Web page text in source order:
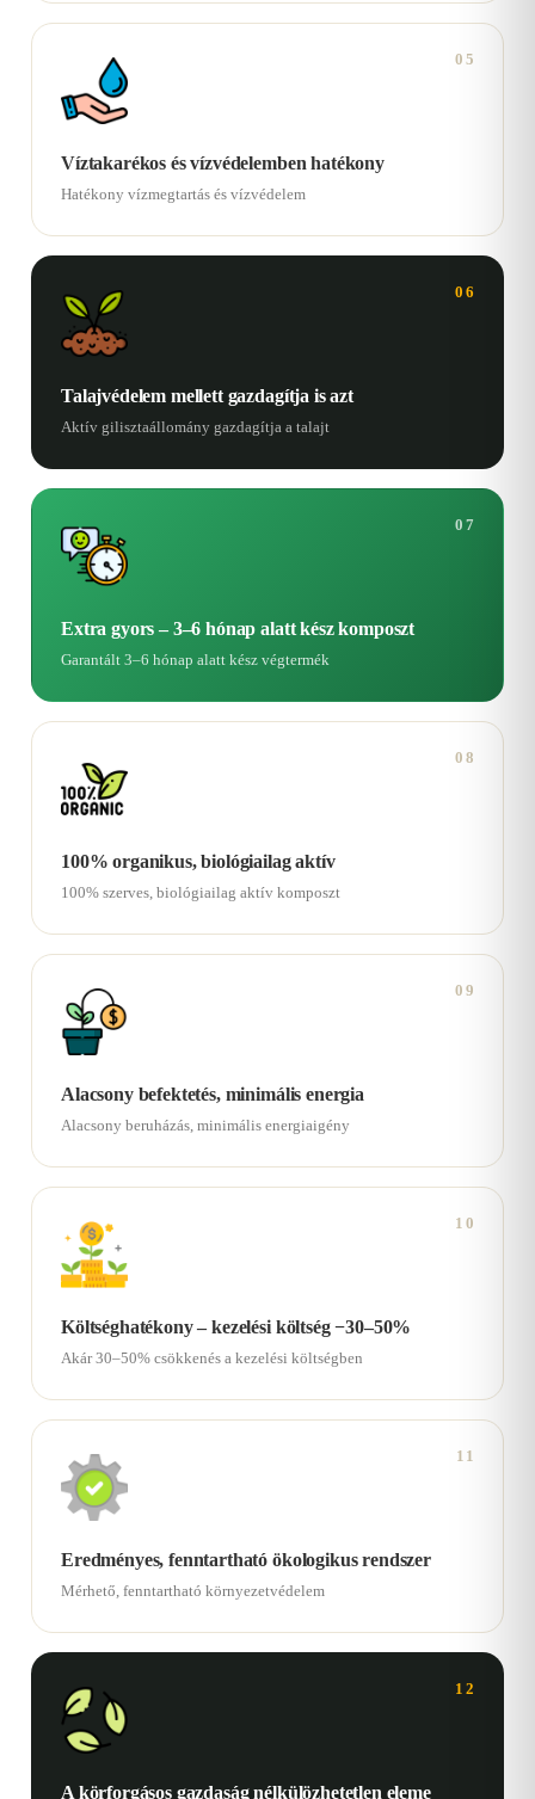
05
Víztakarékos és vízvédelemben hatékony
Hatékony vízmegtartás és vízvédelem
06
Talajvédelem mellett gazdagítja is azt
Aktív gilisztaállomány gazdagítja a talajt
07
Extra gyors – 3–6 hónap alatt kész komposzt
Garantált 3–6 hónap alatt kész végtermék
08
100% organikus, biológiailag aktív
100% szerves, biológiailag aktív komposzt
09
Alacsony befektetés, minimális energia
Alacsony beruházás, minimális energiaigény
10
Költséghatékony – kezelési költség −30–50%
Akár 30–50% csökkenés a kezelési költségben
11
Eredményes, fenntartható ökologikus rendszer
Mérhető, fenntartható környezetvédelem
12
A körforgásos gazdaság nélkülözhetetlen eleme